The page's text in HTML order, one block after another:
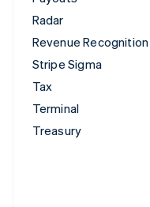
Radar
Revenue Recognition
Stripe Sigma
Tax
Terminal
Treasury